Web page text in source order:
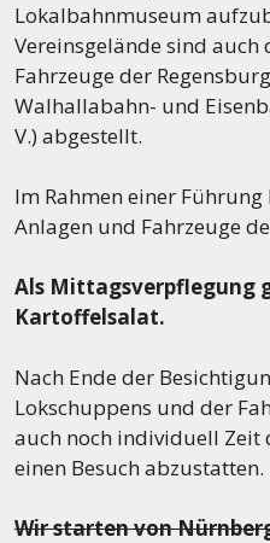
Lokalbahnmuseum
Vereinsgelände sind
Fahrzeuge der
Walhallabahn- und
V.) abgestellt.
Im Rahmen einer
Anlagen und Fahrzeuge
Als Mittagsverpflegung
Kartoffelsalat.
Nach Ende der
Lokschuppens und der
auch noch individuell Zeit
einen Besuch abzustatten.
Wir starten von